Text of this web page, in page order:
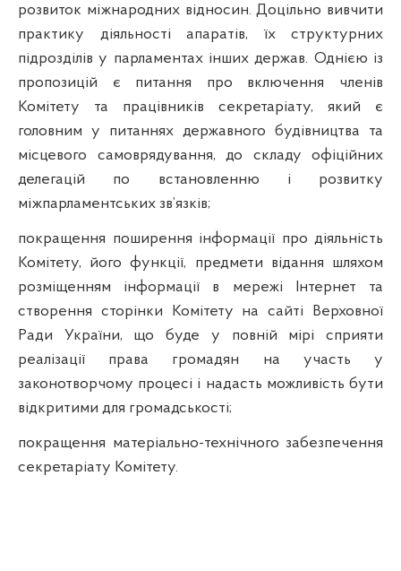
розвиток міжнародних відносин. Доцільно вивчити
практику діяльності апаратів, їх структурних
підрозділів у парламентах інших держав. Однією із
пропозицій є питання про включення членів
Комітету та працівників секретаріату, який є
головним у питаннях державного будівництва та
місцевого самоврядування, до складу офіційних
делегацій по встановленню і розвитку
міжпарламентських зв’язків;
покращення поширення інформації про діяльність
Комітету, його функції, предмети відання шляхом
розміщенням інформації в мережі Інтернет та
створення сторінки Комітету на сайті Верховної
Ради України, що буде у повній мірі сприяти
реалізації права громадян на участь у
законотворчому процесі і надасть можливість бути
відкритими для громадськості;
покращення матеріально-технічного забезпечення
секретаріату Комітету.